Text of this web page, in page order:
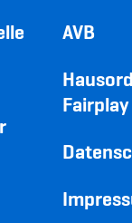
AVB
Fairplay